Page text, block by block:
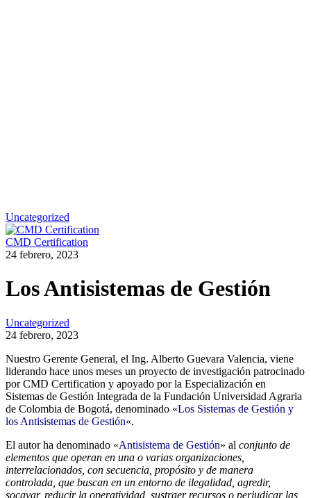
Uncategorized
CMD Certification
24 febrero, 2023
Los Antisistemas de Gestión
Uncategorized
24 febrero, 2023
Nuestro Gerente General, el Ing. Alberto Guevara Valencia, viene
liderando hace unos meses un proyecto de investigación patrocinado
por CMD Certification y apoyado por la Especialización en
Sistemas de Gestión Integrada de la Fundación Universidad Agraria
de Colombia de Bogotá, denominado «Los Sistemas de Gestión y
los Antisistemas de Gestión«.
El autor ha denominado «Antisistema de Gestión» al conjunto de
elementos que operan en una o varias organizaciones,
interrelacionados, con secuencia, propósito y de manera
controlada, que buscan en un entorno de ilegalidad, agredir,
socavar, reducir la operatividad, sustraer recursos o perjudicar las